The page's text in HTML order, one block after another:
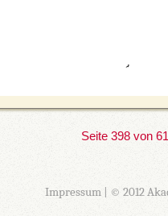
Seite 398 von
Impressum| © 2012